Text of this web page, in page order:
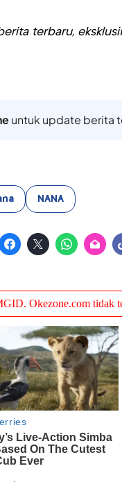
terbaru,
untuk update berita
NANA